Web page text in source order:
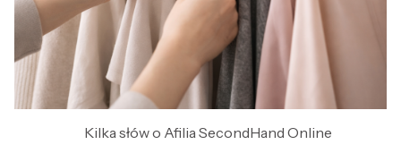
Kilka słów o Afilia SecondHand Online